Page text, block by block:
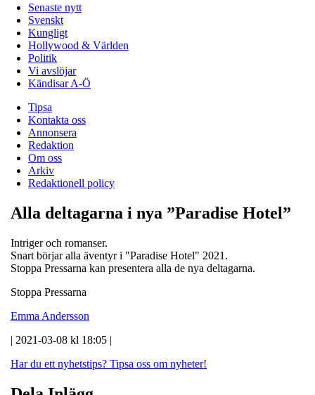
Senaste nytt
Svenskt
Kungligt
Hollywood & Världen
Politik
Vi avslöjar
Kändisar A-Ö
Tipsa
Kontakta oss
Annonsera
Redaktion
Om oss
Arkiv
Redaktionell policy
Alla deltagarna i nya ”Paradise Hotel”
Intriger och romanser.
Snart börjar alla äventyr i "Paradise Hotel" 2021.
Stoppa Pressarna kan presentera alla de nya deltagarna.
Stoppa Pressarna
Emma Andersson
| 2021-03-08 kl 18:05 |
Har du ett nyhetstips? Tipsa oss om nyheter!